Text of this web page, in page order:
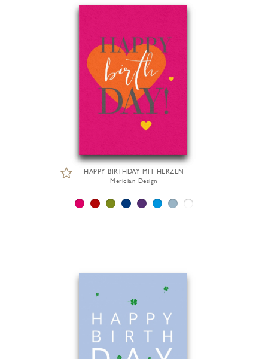
HAPPY BIRTHDAY MIT HERZEN
Meridian Design